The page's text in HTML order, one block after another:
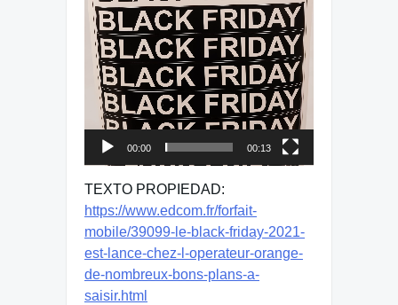
00:00 00:13
TEXTO PROPIEDAD:
https://www.edcom.fr/forfait-
mobile/39099-le-black-friday-2021-
est-lance-chez-l-operateur-orange-
de-nombreux-bons-plans-a-
saisir.html